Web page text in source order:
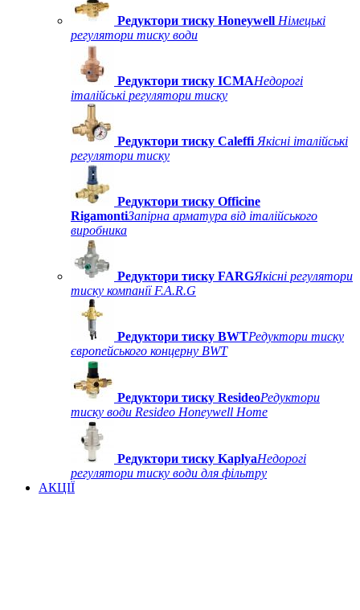
Редуктори тиску Honeywell Німецькі
регулятори тиску води
Редуктори тиску ICMAНедорогі
італійські регулятори тиску
Редуктори тиску Caleffi Якісні італійські
регулятори тиску
Редуктори тиску Officine
RigamontiЗапірна арматура від італійського
виробника
Редуктори тиску FARGЯкісні регулятори
тиску компанії F.A.R.G
Редуктори тиску BWTРедуктори тиску
європейського концерну BWT
Редуктори тиску ResideoРедуктори
тиску води Resideo Honeywell Home
Редуктори тиску KaplyaНедорогі
регулятори тиску води для фільтру
АКЦІЇ